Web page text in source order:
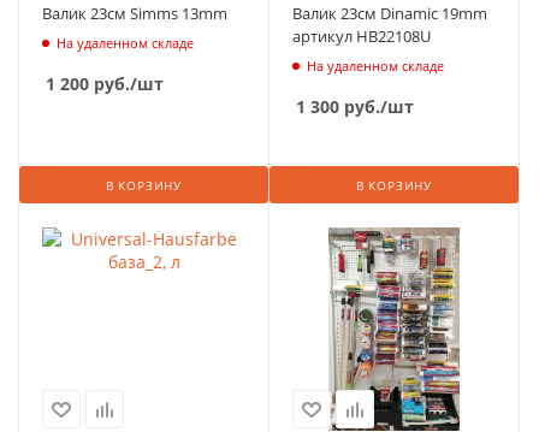
Валик 23см Simms 13mm
На удаленном складе
1 200 руб./шт
В КОРЗИНУ
Валик 23см Dinamic 19mm
артикул HB22108U
На удаленном складе
1 300 руб./шт
В КОРЗИНУ